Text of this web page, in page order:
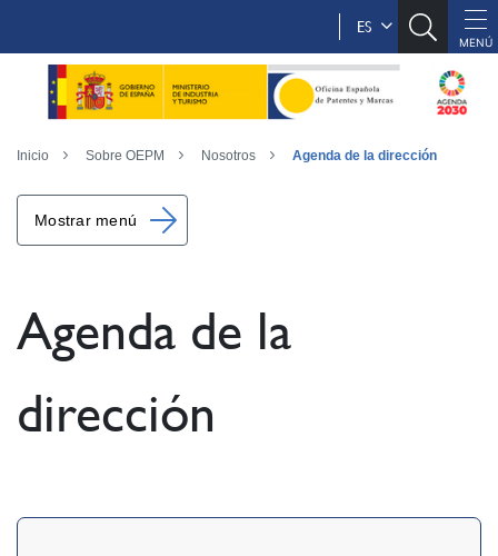
ES
Inicio Sobre OEPM Nosotros Agenda de la dirección
Mostrar menú
Agenda de la
dirección